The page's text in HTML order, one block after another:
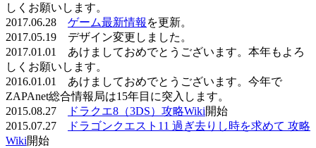
しくお願いします。
2017.06.28 ゲーム最新情報 を更新。
2017.05.19 デザイン変更しました。
2017.01.01 あけましておめでとうございます。本年もよろ
しくお願いします。
2016.01.01 あけましておめでとうございます。今年で
ZAPAnet総合情報局は15年目に突入します。
2015.08.27
ドラクエ8（3DS）攻略Wiki開始
2015.07.27
ドラゴンクエスト11 過ぎ去りし時を求めて 攻略
Wiki開始